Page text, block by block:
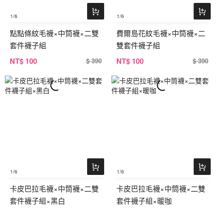
1/6
點點條紋毛襪×中筒襪×二雙
套件襪子組
NT$ 100 $ 390
1/6
費爾島花紋毛襪×中筒襪×二
雙套件襪子組
NT$ 100 $ 390
1/6
卡皮巴拉毛襪×中筒襪×二雙
套件襪子組×黑白
1/6
卡皮巴拉毛襪×中筒襪×二雙
套件襪子組×暖咖